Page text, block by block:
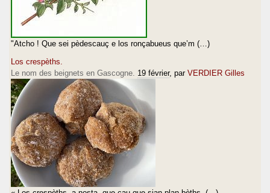
"Atcho ! Que sei pèdescauç e los ronçabueus que’m (…)
Los crespèths.
Le nom des beignets en Gascogne. 19 février, par VERDIER Gilles